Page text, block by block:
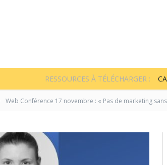
RESSOURCES À TÉLÉCHARGER :
Web Conférence 17 novembre : « Pas de marketing sans